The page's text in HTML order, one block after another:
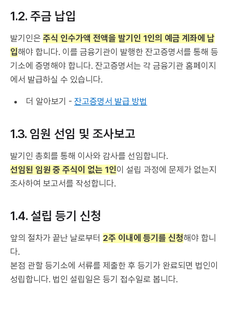
1.2. 주금 납입
발기인은 주식 인수가액 전액을 발기인 1인의 예금 계좌에 납
입해야 합니다. 이를 금융기관이 발행한 잔고증명서를 통해 등
기소에 증명해야 합니다. 잔고증명서는 각 금융기관 홈페이지
에서 발급하실 수 있습니다.
더 알아보기 - 잔고증명서 발급 방법
1.3. 임원 선임 및 조사보고
발기인 총회를 통해 이사와 감사를 선임합니다.
선임된 임원 중 주식이 없는 1인이 설립 과정에 문제가 없는지
조사하여 보고서를 작성합니다.
1.4. 설립 등기 신청
앞의 절차가 끝난 날로부터 2주 이내에 등기를 신청해야 합니
다.
본점 관할 등기소에 서류를 제출한 후 등기가 완료되면 법인이
성립합니다. 법인 설립일은 등기 접수일로 봅니다.